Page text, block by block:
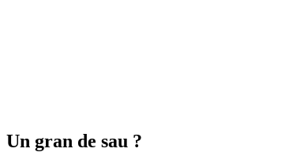
Un gran de sau ?